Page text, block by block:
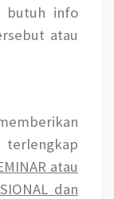
butuh info
atau
atau
dan